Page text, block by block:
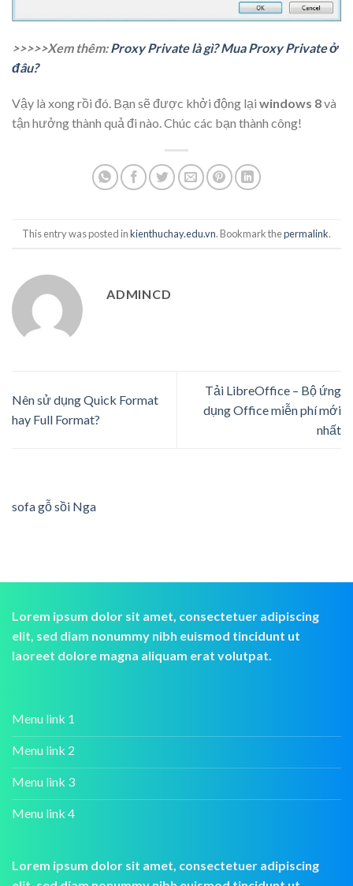
>>>>>Xem thêm:Proxy Private là gì? Mua Proxy Private ở
đâu?
Vậy là xong rồi đó. Bạn sẽ được khởi động lại windows 8và
tận hưởng thành quả đi nào. Chúc các bạn thành công!
This entry was posted inkienthuchay.edu.vn. Bookmark thepermalink.
ADMINCD
Nên sử dụng Quick Format
hay Full Format?
Tải LibreOffice – Bộ ứng
dụng Office miễn phí mới
nhất
sofa gỗ sồi Nga
Lorem ipsum dolor sit amet, consectetuer adipiscing
elit, sed diam nonummy nibh euismod tincidunt ut
laoreet dolore magna aliquam erat volutpat.
Menu link 1
Menu link 2
Menu link 3
Menu link 4
Lorem ipsum dolor sit amet, consectetuer adipiscing